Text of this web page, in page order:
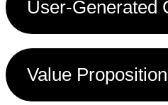
User-Generated
Value